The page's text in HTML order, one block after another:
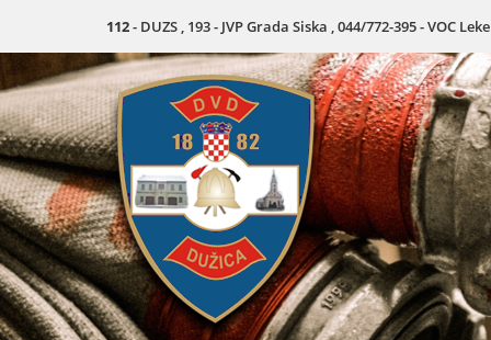
112- DUZS , 193 - JVP Grada Siska , 044/772-395 - VOC